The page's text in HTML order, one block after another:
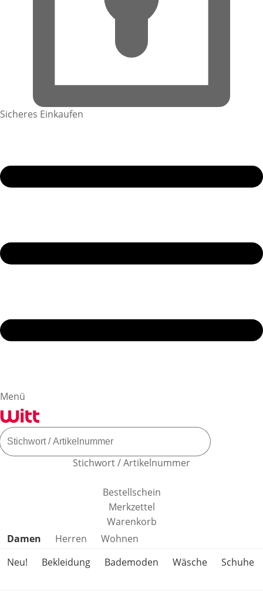
Sicheres Einkaufen
Menü
Stichwort / Artikelnummer
Bestellschein
Merkzettel
Warenkorb
Produktkategorien überspringen
Damen Herren
Wohnen
Neu!
Bekleidung Bademoden Wäsche Schuhe